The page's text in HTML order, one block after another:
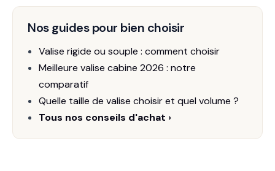
Nos guides pour bien choisir
Valise rigide ou souple : comment choisir
Meilleure valise cabine 2026 : notre
comparatif
Quelle taille de valise choisir et quel volume ?
Tous nos conseils d'achat ›